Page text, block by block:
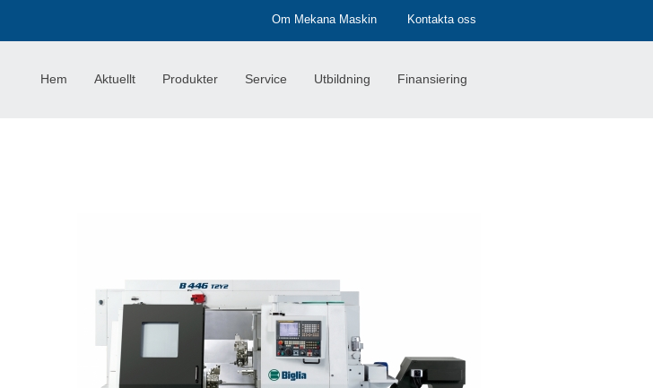
Om Mekana Maskin Kontakta oss
Hem Aktuellt Produkter Service Utbildning Finansiering